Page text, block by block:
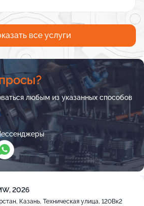
все услуги
любым из указанных способов
2026
Казань, Техническая улица, 120Вк2